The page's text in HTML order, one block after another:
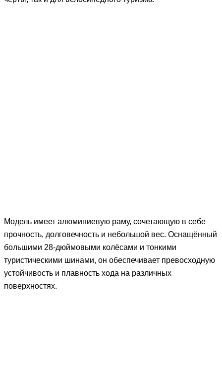
Модель имеет алюминиевую раму, сочетающую в себе
прочность, долговечность и небольшой вес. Оснащённый
большими 28-дюймовыми колёсами и тонкими
туристическими шинами, он обеспечивает превосходную
устойчивость и плавность хода на различных
поверхностях.